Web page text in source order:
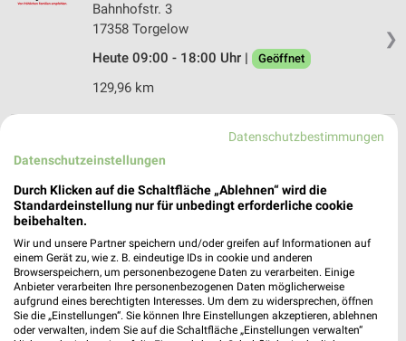
❯
Bahnhofstr. 3
17358 Torgelow
Heute 09:00 - 18:00 Uhr |
Geöffnet
129,96 km
Ernsting's family Ueckermünde
Ueckerstraße 47-49
17373 Ueckermünde
Heute 09:00 - 18:00 Uhr | Geöffnet
141,99 km
Ernsting's family Schwedt Oder
Platz der Befreiung 1
16303 Schwedt Oder
Datenschutzbestimmungen
Datenschutzeinstellungen
Durch Klicken auf die Schaltfläche „Ablehnen“ wird die
Standardeinstellung nur für unbedingt erforderliche cookie
beibehalten.
Wir und unsere Partner speichern und/oder greifen auf Informationen auf
einem Gerät zu, wie z. B. eindeutige IDs in cookie und anderen
Browserspeichern, um personenbezogene Daten zu verarbeiten. Einige
Anbieter verarbeiten Ihre personenbezogenen Daten möglicherweise
aufgrund eines berechtigten Interesses. Um dem zu widersprechen, öffnen
Sie die „Einstellungen“. Sie können Ihre Einstellungen akzeptieren, ablehnen
oder verwalten, indem Sie auf die Schaltfläche „Einstellungen verwalten“